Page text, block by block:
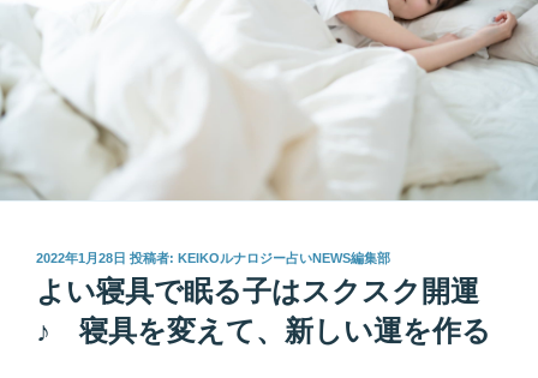
投
日:
2022年1月28日 投稿者: KEIKOルナロジー占いNEWS編集部
よい寝具で眠る子はスクスク開運
♪ 寝具を変えて、新しい運を作る